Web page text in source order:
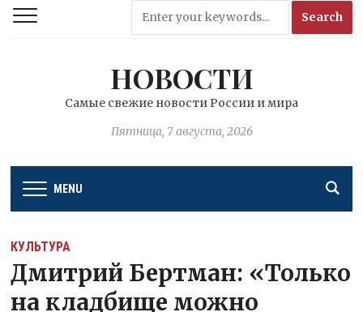
НОВОСТИ
Самые свежие новости России и мира
Пятница, 7 августа, 2026
MENU
КУЛЬТУРА
Дмитрий Бертман: «Только
на кладбище можно